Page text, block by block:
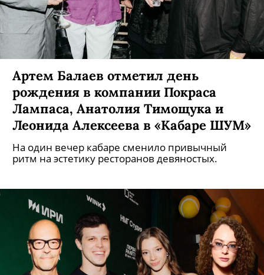
Артем Балаев отметил день
рождения в компании Покраса
Лампаса, Анатолия Тимощука и
Леонида Алексеева в «Кабаре ШУМ»
На один вечер кабаре сменило привычный
ритм на эстетику ресторанов девяностых.